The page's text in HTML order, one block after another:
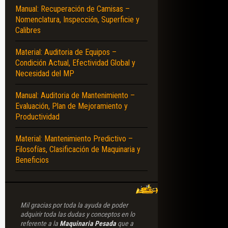
Manual: Recuperación de Camisas –
Nomenclatura, Inspección, Superficie y
Calibres
Material: Auditoria de Equipos –
Condición Actual, Efectividad Global y
Necesidad del MP
Manual: Auditoria de Mantenimiento –
Evaluación, Plan de Mejoramiento y
Productividad
Material: Mantenimiento Predictivo –
Filosofías, Clasificación de Maquinaria y
Beneficios
Mil gracias por toda la ayuda de poder
adquirir toda las dudas y conceptos en lo
referente a la Maquinaria Pesadaque a